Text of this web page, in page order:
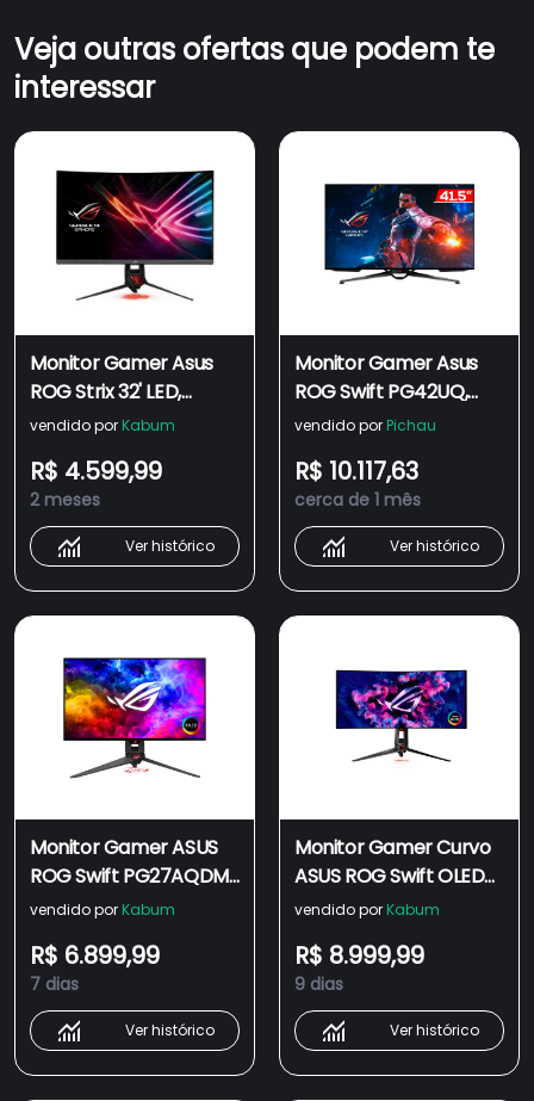
Veja outras ofertas que podem te
interessar
Monitor Gamer Asus
ROG Strix 32' LED,
Curvo, 144 Hz, 2K QHD,
HDMI/DisplayPort,
Ajuste de Altura, Vesa -
XG32VQ
vendido por Kabum
R$ 4.599,99
2 meses
Ver histórico
Monitor Gamer Asus
ROG Swift PG42UQ,
41.5 Pol, OLED, 4K UHD,
HDMI/DP, PG42UQ
vendido por Pichau
R$ 10.117,63
cerca de 1 mês
Ver histórico
Monitor Gamer ASUS
ROG Swift PG27AQDM
27 OLED QHD, 240 Hz,
compatible -
90LM08Q0-B01AX0
vendido por Kabum
R$ 6.899,99
7 dias
Ver histórico
Monitor Gamer Curvo
ASUS ROG Swift OLED
PG34WCDM, 34"" OLED
DisplayPort e HDMI,
HDR, G-Sync, Preto -
90LM09L0-B01AX1
vendido por Kabum
R$ 8.999,99
9 dias
Ver histórico